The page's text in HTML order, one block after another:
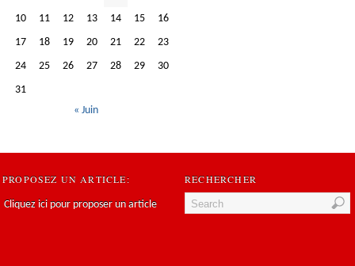
10
11 12 13 14 15
16
17
18 19 20 21 22
23
24
25 26 27 28 29
30
31
« Juin
PROPOSEZ UN ARTICLE:
Cliquez ici pour proposer un article
RECHERCHER